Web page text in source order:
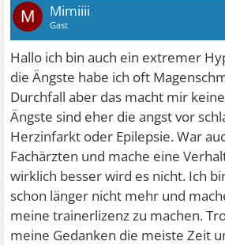
M Mimiiii
Gast
Hallo ich bin auch ein extremer
die Ängste habe ich oft
Durchfall aber das macht mir
Ängste sind eher die angst vor
Herzinfarkt oder Epilepsie. War
Fachärzten und mache eine
wirklich besser wird es nicht. Ich
schon länger nicht mehr und
meine trainerlizenz zu machen.
meine Gedanken die meiste Zeit